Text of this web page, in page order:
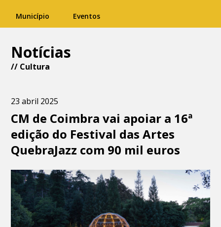
Município Eventos
Notícias
// Cultura
23 abril 2025
CM de Coimbra vai apoiar a 16ª
edição do Festival das Artes
QuebraJazz com 90 mil euros